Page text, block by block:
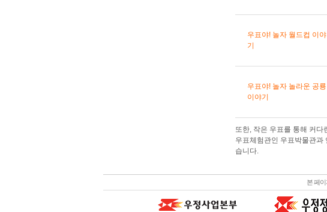
우표야! 놀자 월드컵 이야
기
우표야! 놀자 놀라운 공룡
이야기
또한, 작은 우표를 통해 커다
우표체험관인 우표박물관과
습니다.
본 페